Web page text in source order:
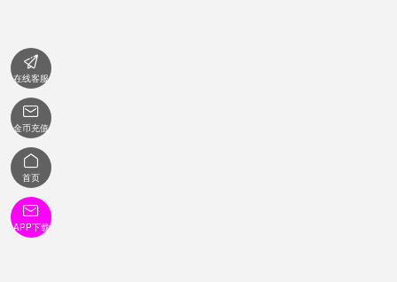

在线客服

金币充值

首页

APP下载